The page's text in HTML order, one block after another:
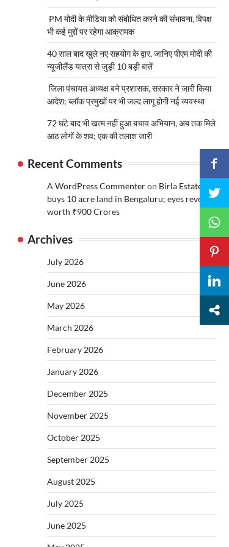
PM मोदी के मीडिया को संबोधित करने की संभावना, विपक्ष
भी कई मुद्दों पर रहेगा आक्रामक
40 साल बाद खुले नए सहयोग के द्वार, जानिए पीएम मोदी की
न्यूजीलैंड यात्रा से जुड़ी 10 बड़ी बातें
जिला पंचायत अध्यक्ष बने प्रशासक, सरकार ने जारी किया
आदेश; ब्लॉक प्रमुखों पर भी जल्द लागू होगी नई व्यवस्था
72 घंटे बाद भी खत्म नहीं हुआ बचाव अभियान, अब तक मिले
आठ लोगों के शव; एक की तलाश जारी
Recent Comments
A WordPress Commenteron Birla Estates
buys 10 acre land in Bengaluru; eyes revenue
worth ₹900 Crores
Archives
July 2026
June 2026
May 2026
March 2026
February 2026
January 2026
December 2025
November 2025
October 2025
September 2025
August 2025
July 2025
June 2025